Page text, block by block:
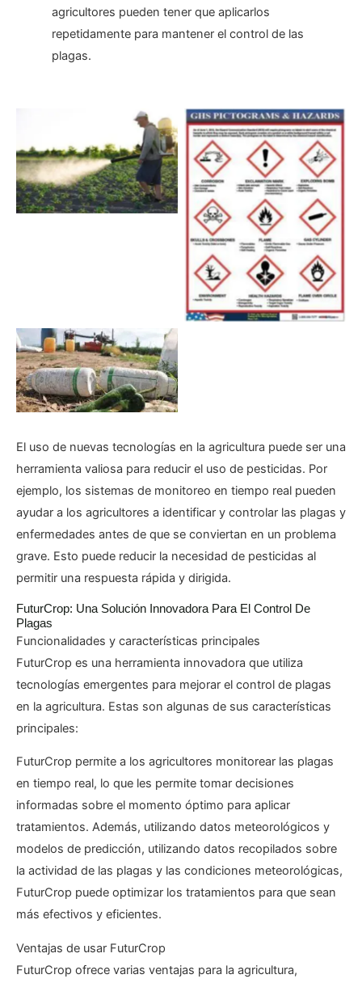
agricultores pueden tener que aplicarlos
repetidamente para mantener el control de las
plagas.
Sin leyenda
Sin leyenda
Sin leyenda
El uso de nuevas tecnologías en la agricultura puede ser una
herramienta valiosa para reducir el uso de pesticidas. Por
ejemplo, los sistemas de monitoreo en tiempo real pueden
ayudar a los agricultores a identificar y controlar las plagas y
enfermedades antes de que se conviertan en un problema
grave. Esto puede reducir la necesidad de pesticidas al
permitir una respuesta rápida y dirigida.
FuturCrop: Una Solución Innovadora Para El Control De
Plagas
Funcionalidades y características principales
FuturCrop es una herramienta innovadora que utiliza
tecnologías emergentes para mejorar el control de plagas
en la agricultura. Estas son algunas de sus características
principales:
FuturCrop permite a los agricultores monitorear las plagas
en tiempo real, lo que les permite tomar decisiones
informadas sobre el momento óptimo para aplicar
tratamientos. Además, utilizando datos meteorológicos y
modelos de predicción, utilizando datos recopilados sobre
la actividad de las plagas y las condiciones meteorológicas,
FuturCrop puede optimizar los tratamientos para que sean
más efectivos y eficientes.
Ventajas de usar FuturCrop
FuturCrop ofrece varias ventajas para la agricultura,